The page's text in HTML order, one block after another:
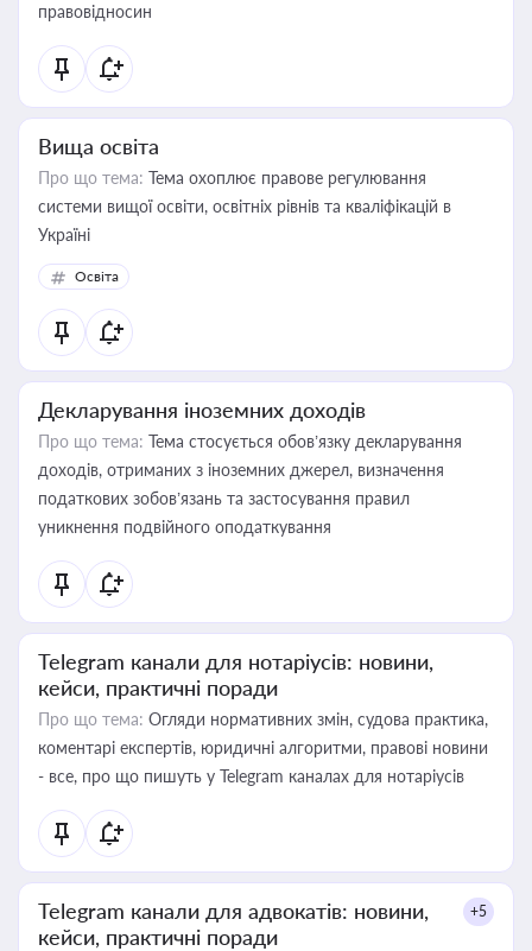
правовідносин
Вища освіта
Про що тема: Тема охоплює правове регулювання
системи вищої освіти, освітніх рівнів та кваліфікацій в
Україні
Освіта
Декларування іноземних доходів
Про що тема: Тема стосується обов’язку декларування
доходів, отриманих з іноземних джерел, визначення
податкових зобов’язань та застосування правил
уникнення подвійного оподаткування
Telegram канали для нотаріусів: новини,
кейси, практичні поради
Про що тема: Огляди нормативних змін, судова практика,
коментарі експертів, юридичні алгоритми, правові новини
- все, про що пишуть у Telegram каналах для нотаріусів
Telegram канали для адвокатів: новини,
кейси, практичні поради
+5